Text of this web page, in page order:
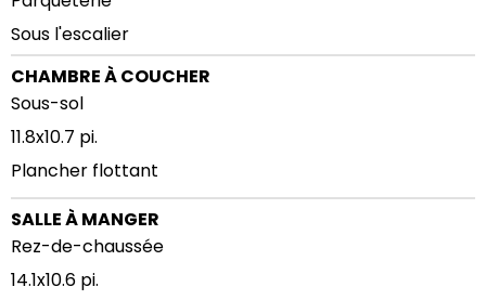
Sous l'escalier
CHAMBRE À COUCHER
Sous-sol
11.8x10.7 pi.
Plancher flottant
SALLE À MANGER
Rez-de-chaussée
14.1x10.6 pi.